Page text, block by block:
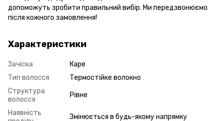
допоможуть зробити правильний вибір. Ми передзвонюємо
після кожного замовлення!
Характеристики
Зачіска
Каре
Тип волосся
Термостійке волокно
Структура
волосся
Рівне
Наявність
Змінюється в будь-якому напрямку